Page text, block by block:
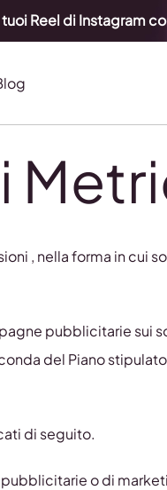
Reel di Instagram
, nella forma in cui
pubblicitarie sui
del Piano
di seguito.
pubblicitarie o di